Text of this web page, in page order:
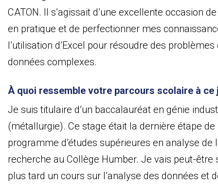
CATON. Il s’agissait d’une excellente occasion
en pratique et de perfectionner mes
l’utilisation d’Excel pour résoudre des problèmes
données complexes.
À quoi ressemble votre parcours scolaire à ce
Je suis titulaire d’un baccalauréat en génie
(métallurgie). Ce stage était la dernière étape de
programme d’études supérieures en analyse de
recherche au Collège Humber. Je vais peut-être
plus tard un cours sur l’analyse des données et